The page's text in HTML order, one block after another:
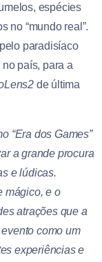
espécies
no “mundo real”.
paradisíaco
país, para a
de última
“Era dos Games”
a grande procura
e lúdicas.
mágico, e o
atrações que a
como um
experiências e